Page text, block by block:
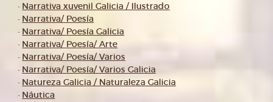
- Narrativa xuvenil Galicia / Ilustrado
- Narrativa/ Poesía
- Narrativa/ Poesía Galicia
- Narrativa/ Poesía/ Arte
- Narrativa/ Poesía/ Varios
- Narrativa/ Poesía/ Varios Galicia
- Natureza Galicia / Naturaleza Galicia
- Náutica